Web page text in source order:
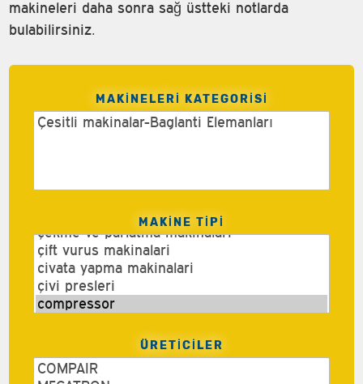
makineleri daha sonra sağ üstteki notlarda
bulabilirsiniz.
MAKINELERI KATEGORISI
MAKINE TIPI
ÜRETİCİLER